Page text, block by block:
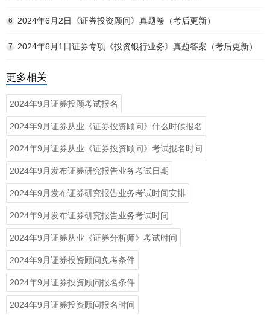
6 2024年6月2日《证券投资顾问》真题卷（考后更新）
7 2024年6月1日证券专项《投资银行业务》真题答案（考后更新）
更多相关
2024年9月证券投顾考试报名
2024年9月证券从业《证券投资顾问》什么时候报名
2024年9月证券从业《证券投资顾问》考试报名时间
2024年9月发布证券研究报告业务考试日期
2024年9月发布证券研究报告业务考试时间安排
2024年9月发布证券研究报告业务考试时间
2024年9月证券从业《证券分析师》考试时间
2024年9月证券投资顾问免考条件
2024年9月证券投资顾问报名条件
2024年9月证券投资顾问报名时间